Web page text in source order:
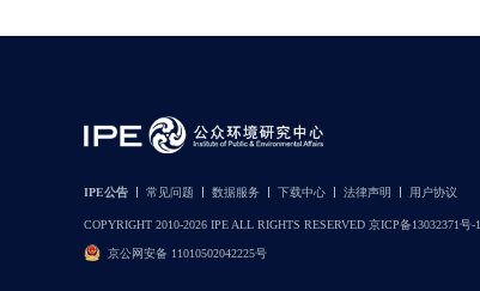
IPE公告 常见问题 数据服务 下载中心 法律声明 用户协议
COPYRIGHT 2010-2026 IPE ALL RIGHTS RESERVED 京ICP备13032371号-1
京公网安备 11010502042225号